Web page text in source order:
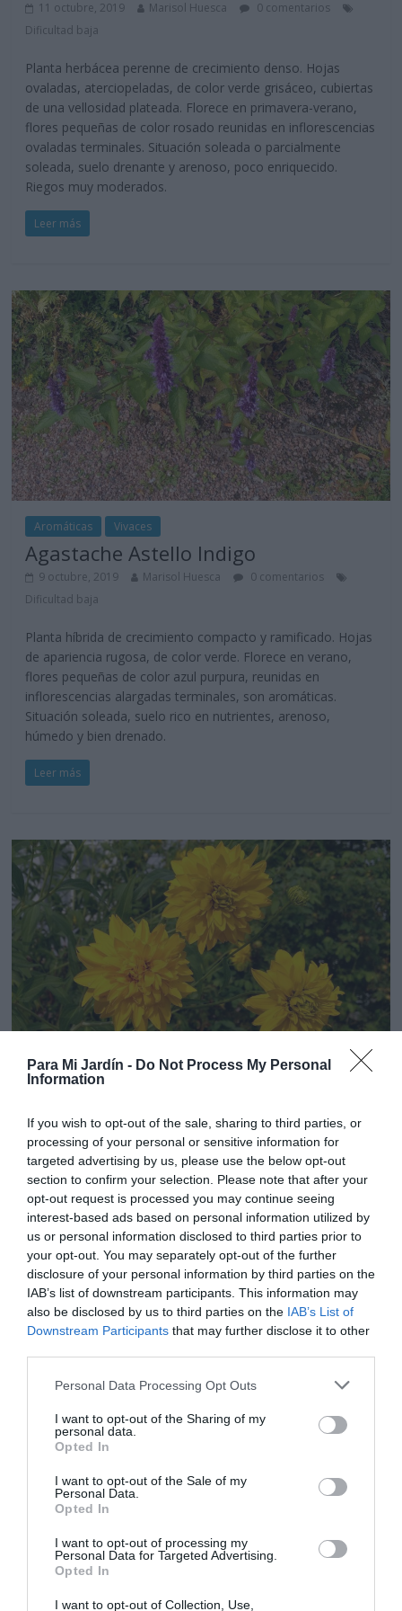
Para Mi Jardín - Do Not Process My Personal
Information
If you wish to opt-out of the sale, sharing to third parties, or
processing of your personal or sensitive information for
targeted advertising by us, please use the below opt-out
section to confirm your selection. Please note that after your
opt-out request is processed you may continue seeing
interest-based ads based on personal information utilized by
us or personal information disclosed to third parties prior to
your opt-out. You may separately opt-out of the further
disclosure of your personal information by third parties on the
IAB’s list of downstream participants. This information may
also be disclosed by us to third parties on the IAB’s List of
Downstream Participants that may further disclose it to other
Personal Data Processing Opt Outs
I want to opt-out of the Sharing of my
personal data.
Opted In
I want to opt-out of the Sale of my
Personal Data.
Opted In
I want to opt-out of processing my
Personal Data for Targeted Advertising.
Opted In
I want to opt-out of Collection, Use,
11 octubre, 2019 Marisol Huesca
0 comentarios
Dificultad baja
Planta herbácea perenne de crecimiento denso. Hojas
ovaladas, aterciopeladas, de color verde grisáceo, cubiertas
de una vellosidad plateada. Florece en primavera-verano,
flores pequeñas de color rosado reunidas en inflorescencias
ovaladas terminales. Situación soleada o parcialmente
soleada, suelo drenante y arenoso, poco enriquecido.
Riegos muy moderados.
Leer más
Aromáticas Vivaces
Agastache Astello Indigo
9 octubre, 2019 Marisol Huesca
0 comentarios
Dificultad baja
Planta híbrida de crecimiento compacto y ramificado. Hojas
de apariencia rugosa, de color verde. Florece en verano,
flores pequeñas de color azul purpura, reunidas en
inflorescencias alargadas terminales, son aromáticas.
Situación soleada, suelo rico en nutrientes, arenoso,
húmedo y bien drenado.
Leer más
Vivaces
Rudbeckia Laciniata Goldball
7 octubre, 2019 Marisol Huesca
0 comentarios
Dificultad baja
Planta herbácea de grandes dimensiones. Hojas de color
verde muy divididas en segmentos ovales y puntiagudos.
Florece de mediados de verano a principios de otoño, flores
redondeadas semi dobles de color amarillo brillante
.Situación soleada o parcialmente soleada, suelo
ligeramente húmedo, medianamente enriquecido bien
drenado.